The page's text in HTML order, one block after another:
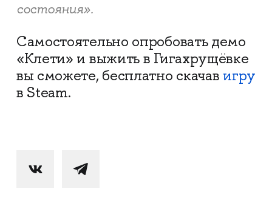
состояния».
Самостоятельно опробовать демо
«Клети» и выжить в Гигахрущёвке
вы сможете, бесплатно скачав игру
в Steam.